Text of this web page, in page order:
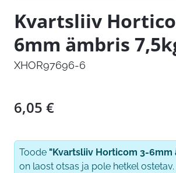
Kvartsliiv
6mm ämbris
XHOR97696-6
6,05 €
Toode "Kvartsliiv Horticom 3-6mm
on laost otsas ja pole hetkel ostetav.